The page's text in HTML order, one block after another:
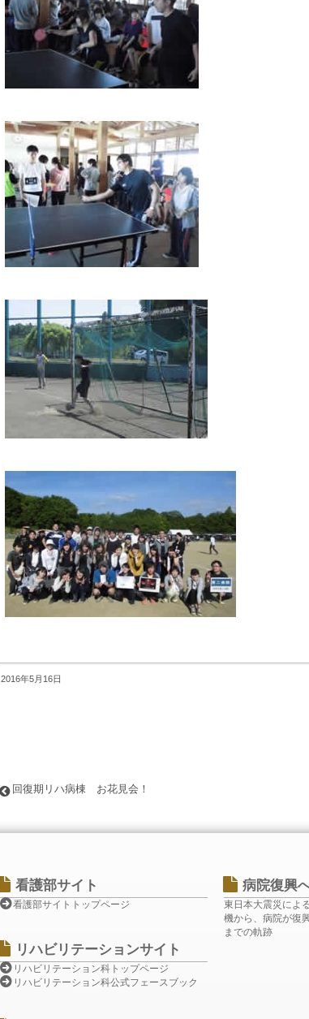
2016年5月16日
回復期リハ病棟 お花見会！
看護部サイト
看護部サイトトップページ
リハビリテーションサイト
リハビリテーション科トップページ
リハビリテーション科公式フェースブック
病院復興
東日本大震災によ
機から、病院が復
までの軌跡